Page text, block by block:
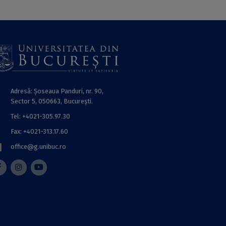
Adresă: Șoseaua Panduri, nr. 90,
Sector 5, 050663, Bucureşti.
Tel: +4021-305.97.30
Fax: +4021-313.17.60
office@g.unibuc.ro